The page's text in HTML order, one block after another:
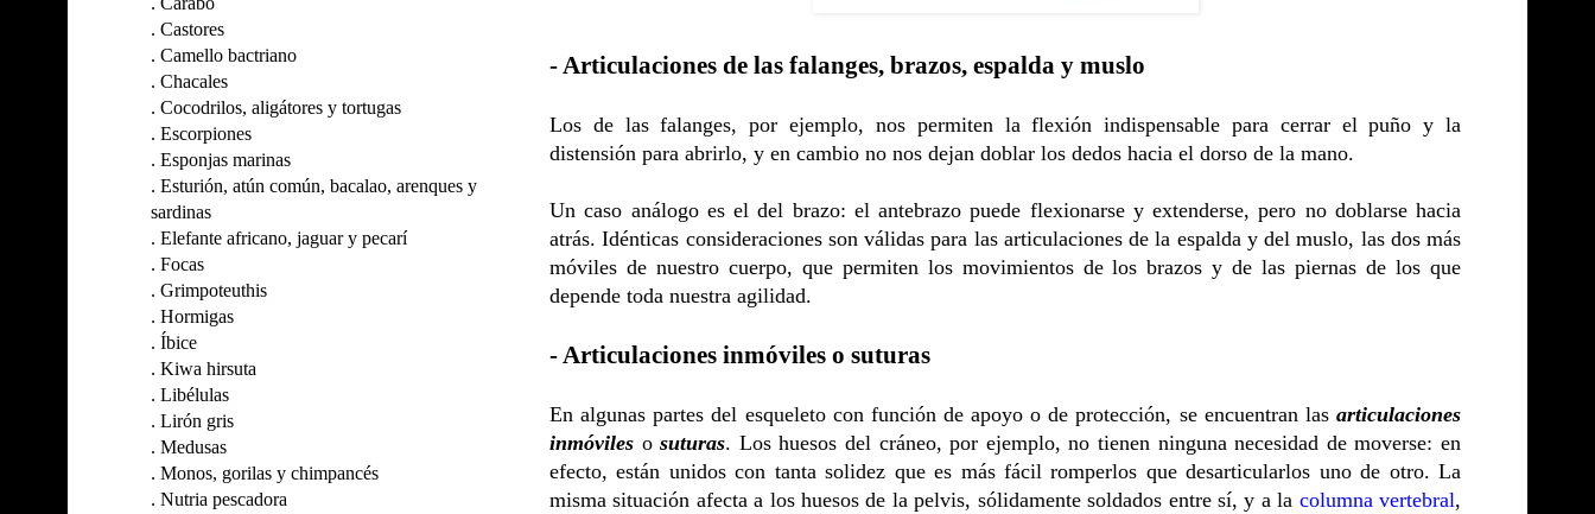
- Articulaciones de las falanges, brazos, espalda y muslo
Los de las falanges, por ejemplo, nos permiten la flexión indispensable para cerrar el puño y la
distensión para abrirlo, y en cambio no nos dejan doblar los dedos hacia el dorso de la mano.
Un caso análogo es el del brazo: el antebrazo puede flexionarse y extenderse, pero no doblarse hacia
atrás. Idénticas consideraciones son válidas para las articulaciones de la espalda y del muslo, las dos más
móviles de nuestro cuerpo, que permiten los movimientos de los brazos y de las piernas de los que
depende toda nuestra agilidad.
- Articulaciones inmóviles o suturas
En algunas partes del esqueleto con función de apoyo o de protección, se encuentran las articulaciones
inmóviles osuturas. Los huesos del cráneo, por ejemplo, no tienen ninguna necesidad de moverse: en
efecto, están unidos con tanta solidez que es más fácil romperlos que desarticularlos uno de otro. La
misma situación afecta a los huesos de la pelvis, sólidamente soldados entre sí, y a la columna vertebral,
. Castores
. Camello bactriano
. Chacales
. Cocodrilos, aligátores y tortugas
. Escorpiones
. Esponjas marinas
. Esturión, atún común, bacalao, arenques y
sardinas
. Elefante africano, jaguar y pecarí
. Focas
. Grimpoteuthis
. Hormigas
. Íbice
. Kiwa hirsuta
. Libélulas
. Lirón gris
. Medusas
. Monos, gorilas y chimpancés
. Nutria pescadora